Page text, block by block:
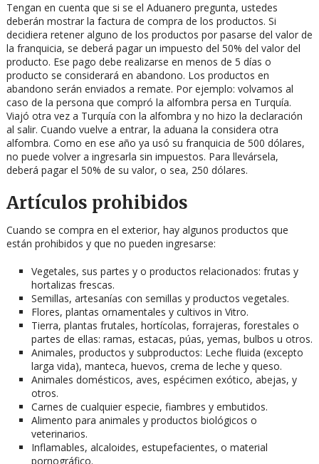
Tengan en cuenta que si se el Aduanero pregunta, ustedes
deberán mostrar la factura de compra de los productos. Si
decidiera retener alguno de los productos por pasarse del valor de
la franquicia, se deberá pagar un impuesto del 50% del valor del
producto. Ese pago debe realizarse en menos de 5 días o
producto se considerará en abandono. Los productos en
abandono serán enviados a remate. Por ejemplo: volvamos al
caso de la persona que compró la alfombra persa en Turquía.
Viajó otra vez a Turquía con la alfombra y no hizo la declaración
al salir. Cuando vuelve a entrar, la aduana la considera otra
alfombra. Como en ese año ya usó su franquicia de 500 dólares,
no puede volver a ingresarla sin impuestos. Para llevársela,
deberá pagar el 50% de su valor, o sea, 250 dólares.
Artículos prohibidos
Cuando se compra en el exterior, hay algunos productos que
están prohibidos y que no pueden ingresarse:
Vegetales, sus partes y o productos relacionados: frutas y
hortalizas frescas.
Semillas, artesanías con semillas y productos vegetales.
Flores, plantas ornamentales y cultivos in Vitro.
Tierra, plantas frutales, hortícolas, forrajeras, forestales o
partes de ellas: ramas, estacas, púas, yemas, bulbos u otros.
Animales, productos y subproductos: Leche fluida (excepto
larga vida), manteca, huevos, crema de leche y queso.
Animales domésticos, aves, espécimen exótico, abejas, y
otros.
Carnes de cualquier especie, fiambres y embutidos.
Alimento para animales y productos biológicos o
veterinarios.
Inflamables, alcaloides, estupefacientes, o material
pornográfico.